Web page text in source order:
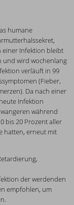
humane
einer Infektion bleibt
und wird wochenlang
verläuft in 99
(Fieber,
Da nach einer
Infektion
während
bis 20 Prozent aller
hatten, erneut mit
der werdenden
empfohlen, um